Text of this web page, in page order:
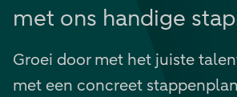
met ons handige
Groei door met het juiste
met een concreet